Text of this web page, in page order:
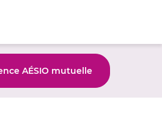
AÉSIO mutuelle